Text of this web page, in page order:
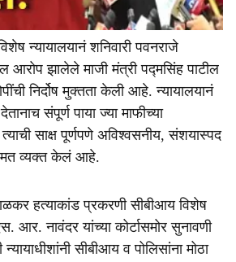
न्यायालयानं शनिवारी पवनराजे
आरोप झालेले माजी मंत्री पद्मसिंह पाटील
निर्दोष मुक्तता केली आहे. न्यायालयानं
संपूर्ण पाया ज्या माफीच्या
त्याची साक्ष पूर्णपणे अविश्वसनीय, संशयास्पद
मत व्यक्त केलं आहे.
हत्याकांड प्रकरणी सीबीआय विशेष
आर. नावंदर यांच्या कोर्टासमोर सुनावणी
सीबीआय व पोलिसांना मोठा